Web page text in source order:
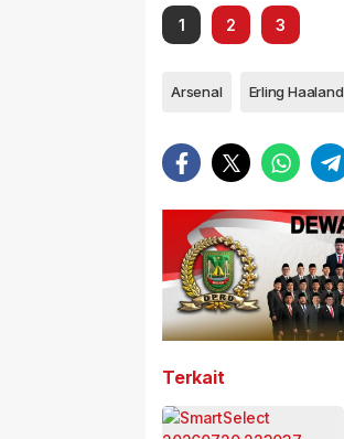
1 2 3
Arsenal Erling Haaland
Terkait